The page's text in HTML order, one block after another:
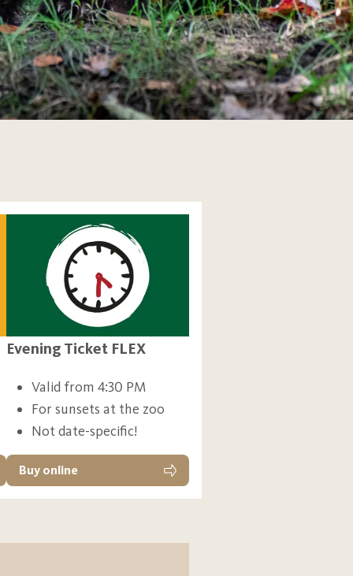
Evening Ticket FLEX
Valid from 4:30 PM
For sunsets at the zoo
Not date-specific!
Buy online